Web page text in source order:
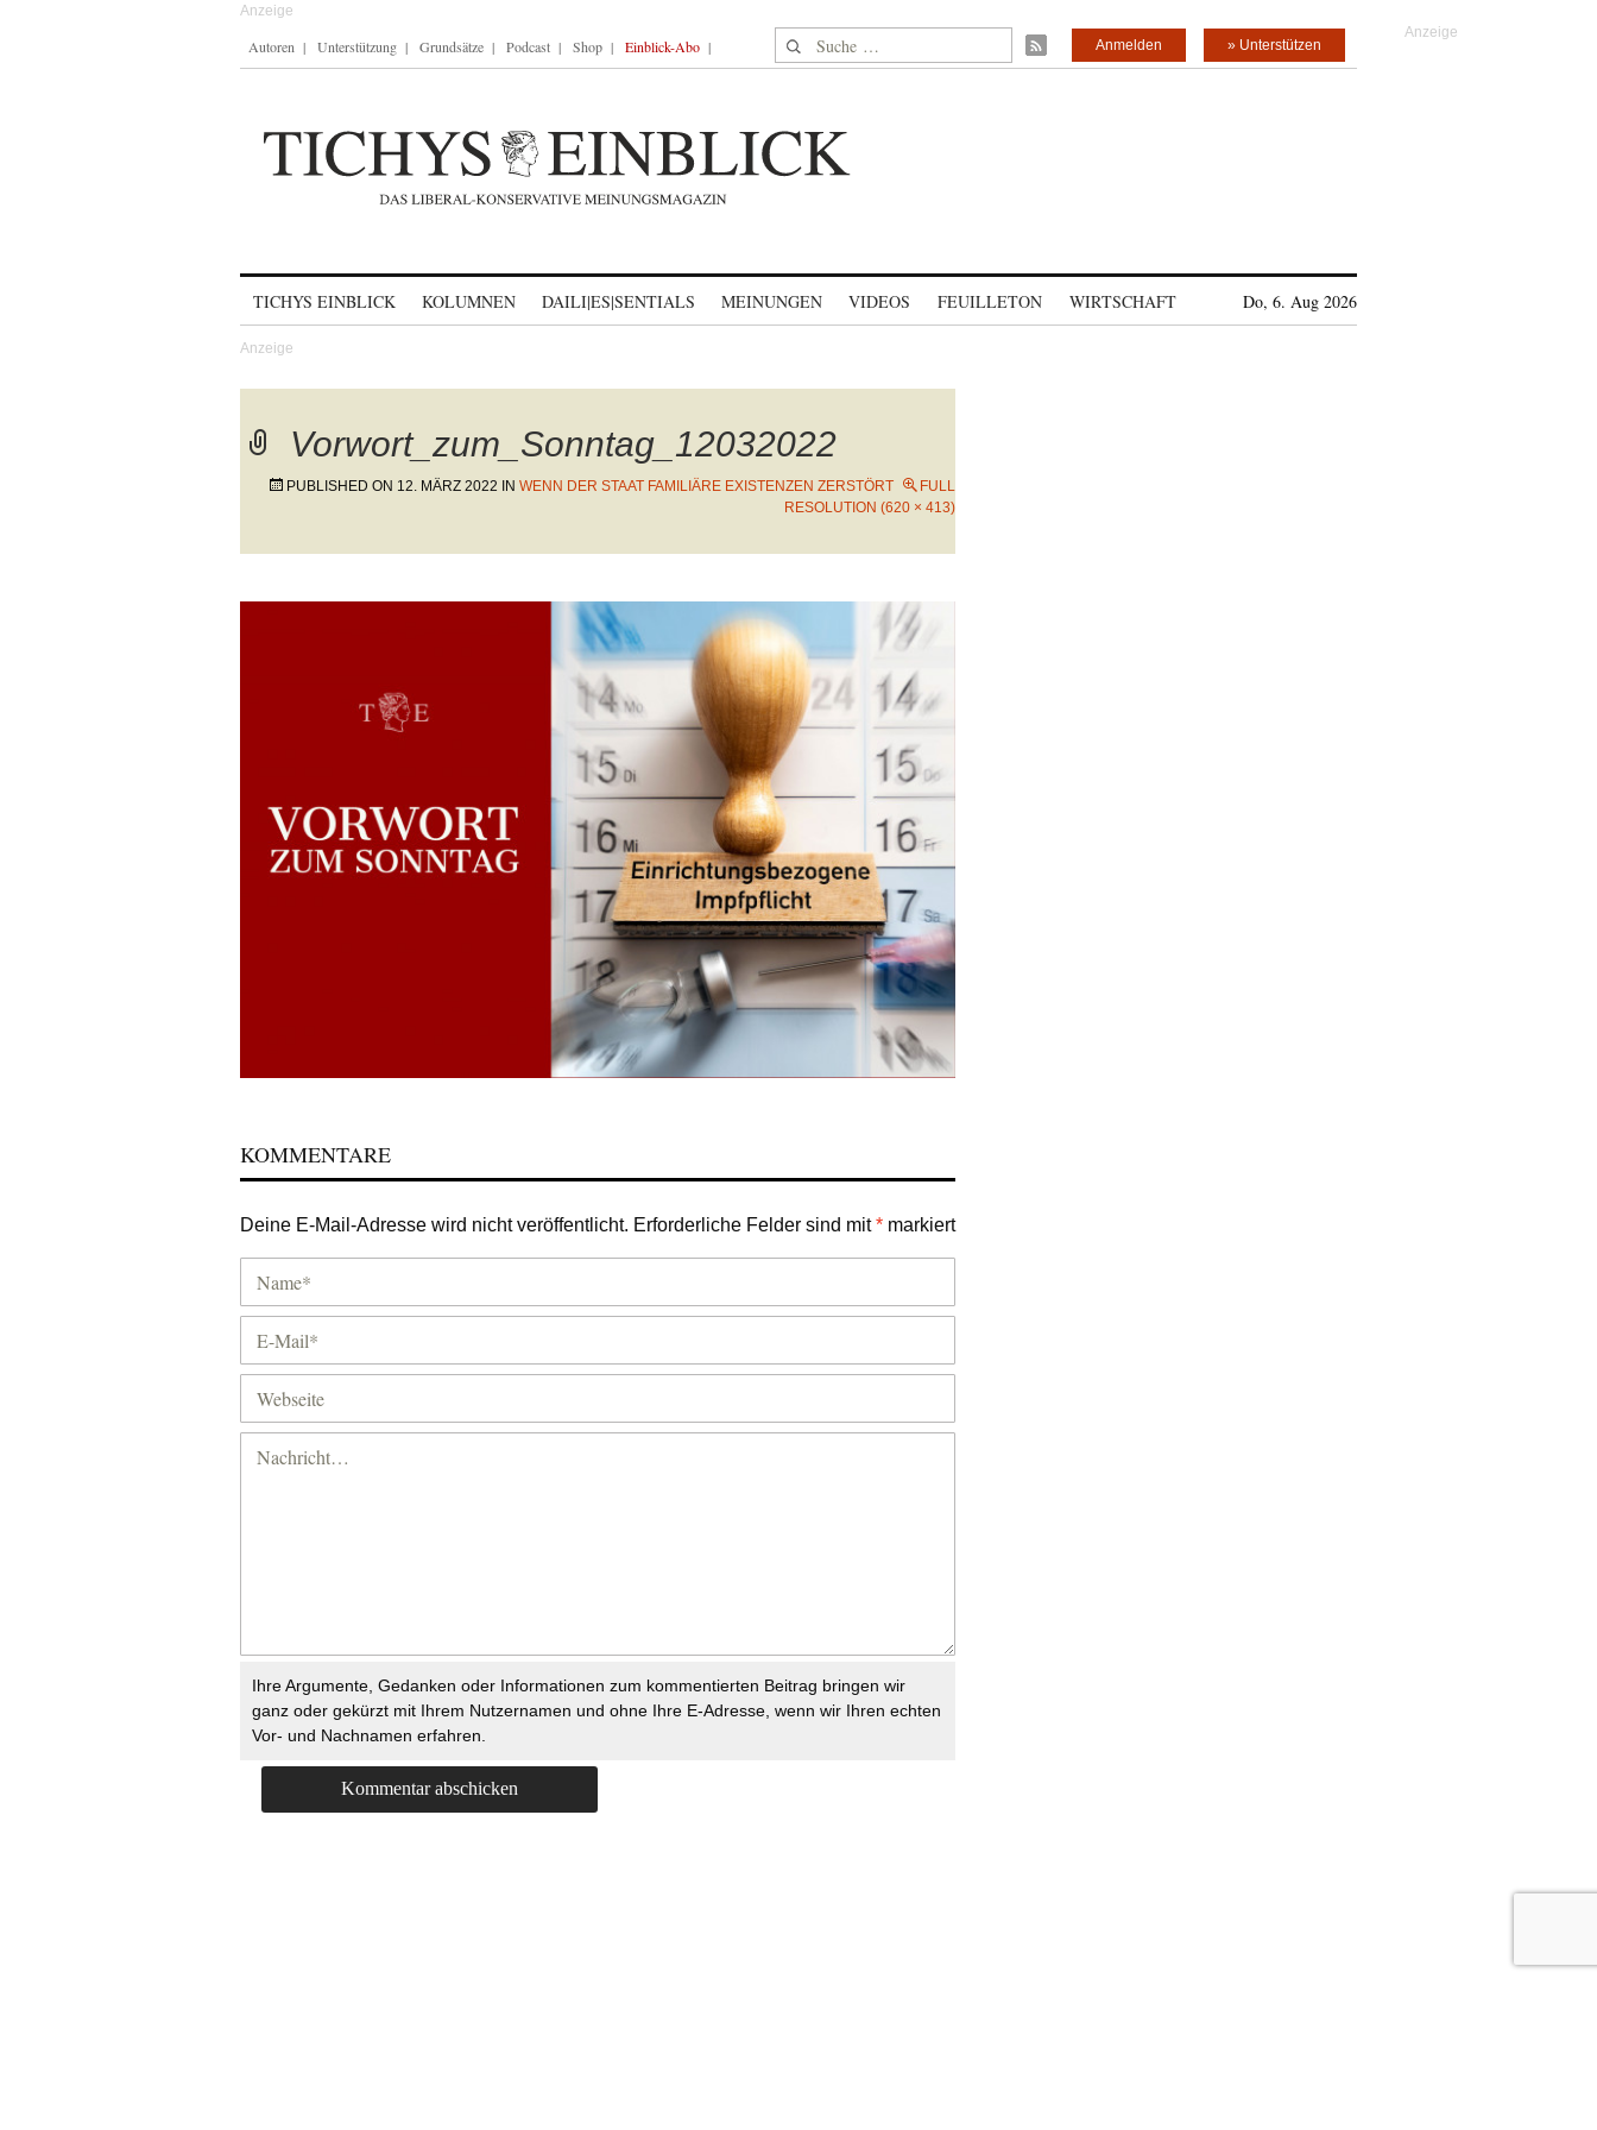
Autoren Unterstützung Grundsätze Podcast Shop Einblick-Abo Suche nach: » Unterstützen
Anmelden
TICHYS EINBLICK KOLUMNEN DAILI|ES|SENTIALS MEINUNGEN VIDEOS FEUILLETON WIRTSCHAFT Do, 6. Aug 2026
Vorwort_zum_Sonntag_12032022
PUBLISHED ON 12. MÄRZ 2022 IN WENN DER STAAT FAMILIÄRE EXISTENZEN ZERSTÖRT
FULL
RESOLUTION (620 × 413)
KOMMENTARE
Deine E-Mail-Adresse wird nicht veröffentlicht. Erforderliche Felder sind mit* markiert
Ihre Argumente, Gedanken oder Informationen zum kommentierten Beitrag bringen wir
ganz oder gekürzt mit Ihrem Nutzernamen und ohne Ihre E-Adresse, wenn wir Ihren echten
Vor- und Nachnamen erfahren.